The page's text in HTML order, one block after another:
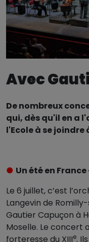
Avec
De nombreux
qui, dès qu'il en a
l'Ecole à se joindre
● Un été en France
Le 6 juillet, c’est
Langevin de
Gautier Capuçon à
Moselle. Le concert
forteresse du XIIIe.